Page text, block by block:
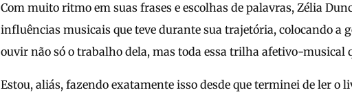
Com muito ritmo em suas frases e escolhas de palavras, Zélia
influências musicais que teve durante sua trajetória, colocando a
ouvir não só o trabalho dela, mas toda essa trilha afetivo-musical
Estou, aliás, fazendo exatamente isso desde que terminei de ler o